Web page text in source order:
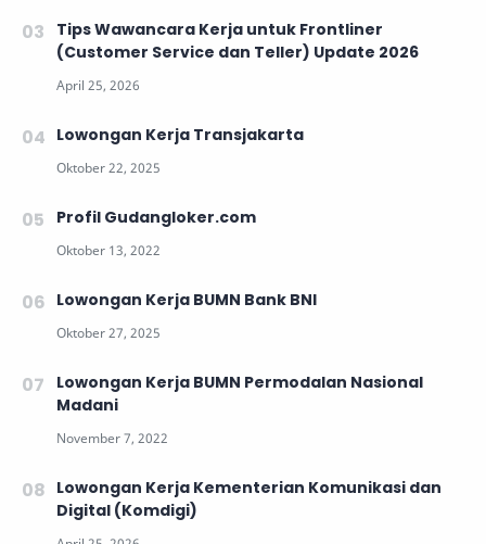
Tips Wawancara Kerja untuk Frontliner
(Customer Service dan Teller) Update 2026
Lowongan Kerja Transjakarta
Profil Gudangloker.com
Lowongan Kerja BUMN Bank BNI
Lowongan Kerja BUMN Permodalan Nasional
Madani
Lowongan Kerja Kementerian Komunikasi dan
Digital (Komdigi)